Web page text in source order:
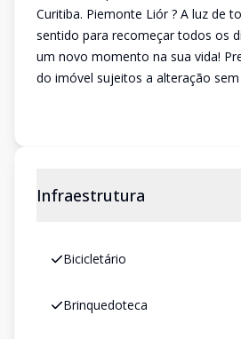
Curitiba. Piemonte Liór ? A luz de
sentido para recomeçar todos os
um novo momento na sua vida!
do imóvel sujeitos a alteração
Infraestrutura
Bicicletário
Brinquedoteca